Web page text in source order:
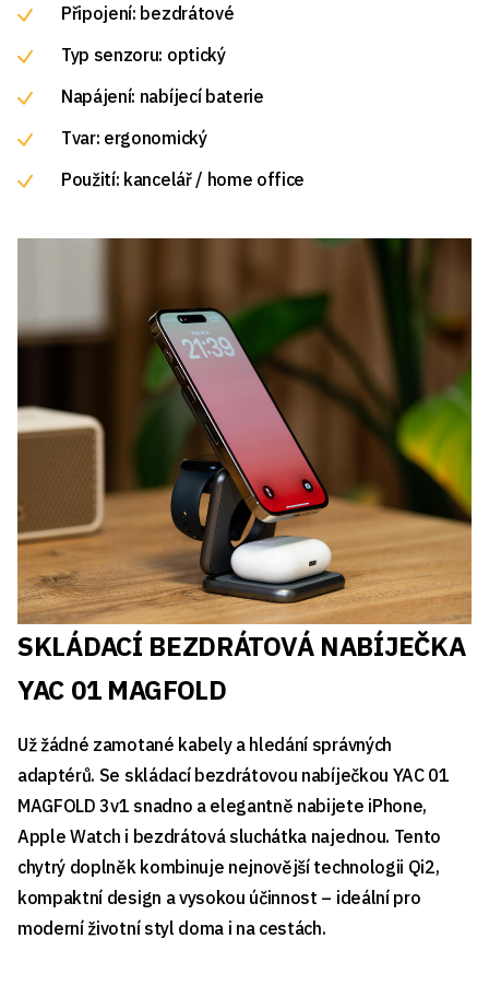
Připojení: bezdrátové
Typ senzoru: optický
Napájení: nabíjecí baterie
Tvar: ergonomický
Použití: kancelář / home office
SKLÁDACÍ BEZDRÁTOVÁ NABÍJEČKA
YAC 01 MAGFOLD
Už žádné zamotané kabely a hledání správných
adaptérů. Se skládací bezdrátovou nabíječkou YAC 01
MAGFOLD 3v1 snadno a elegantně nabijete iPhone,
Apple Watch i bezdrátová sluchátka najednou. Tento
chytrý doplněk kombinuje nejnovější technologii Qi2,
kompaktní design a vysokou účinnost – ideální pro
moderní životní styl doma i na cestách.